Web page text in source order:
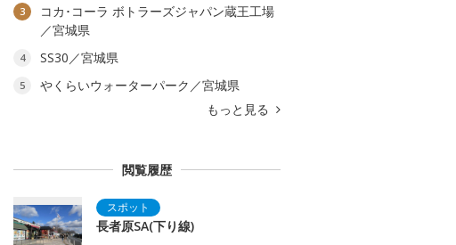
3
コカ･コーラ ボトラーズジャパン蔵王工場
／宮城県
4 SS30／宮城県
5
やくらいウォーターパーク／宮城県
もっと見る
閲覧履歴
長者原SA(下り線)